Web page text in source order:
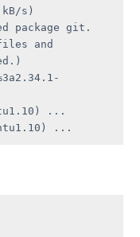
kB/s)
package git.
and
...
...